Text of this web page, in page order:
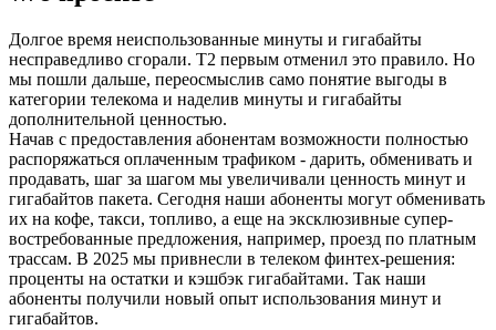
Долгое время неиспользованные минуты и гигабайты
несправедливо сгорали. T2 первым отменил это правило. Но
мы пошли дальше, переосмыслив само понятие выгоды в
категории телекома и наделив минуты и гигабайты
дополнительной ценностью.
Начав с предоставления абонентам возможности полностью
распоряжаться оплаченным трафиком - дарить, обменивать и
продавать, шаг за шагом мы увеличивали ценность минут и
гигабайтов пакета. Сегодня наши абоненты могут обменивать
их на кофе, такси, топливо, а еще на эксклюзивные супер-
востребованные предложения, например, проезд по платным
трассам. В 2025 мы привнесли в телеком финтех-решения:
проценты на остатки и кэшбэк гигабайтами. Так наши
абоненты получили новый опыт использования минут и
гигабайтов.